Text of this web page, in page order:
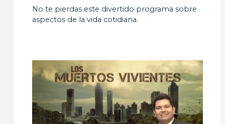
No te pierdas este divertido programa sobre
aspectos de la vida cotidiana.